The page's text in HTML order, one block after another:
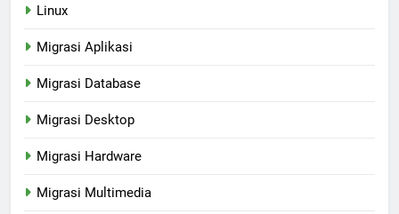
Linux
Migrasi Aplikasi
Migrasi Database
Migrasi Desktop
Migrasi Hardware
Migrasi Multimedia